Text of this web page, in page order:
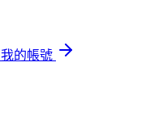
我的帳號